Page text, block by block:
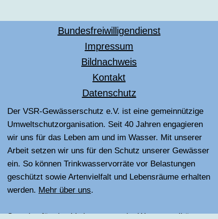
Bundesfreiwilligendienst
Impressum
Bildnachweis
Kontakt
Datenschutz
Der VSR-Gewässerschutz e.V. ist eine gemeinnützige
Umweltschutzorganisation. Seit 40 Jahren engagieren
wir uns für das Leben am und im Wasser. Mit unserer
Arbeit setzen wir uns für den Schutz unserer Gewässer
ein. So können Trinkwasservorräte vor Belastungen
geschützt sowie Artenvielfalt und Lebensräume erhalten
werden. Mehr über uns.
Spenden für eine Verbesserung der Wasserqualität